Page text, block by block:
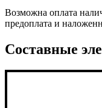
Возможна оплата
предоплата и
Составные